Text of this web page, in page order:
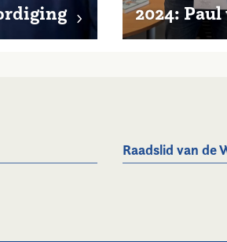
2024:
Raadslid van de